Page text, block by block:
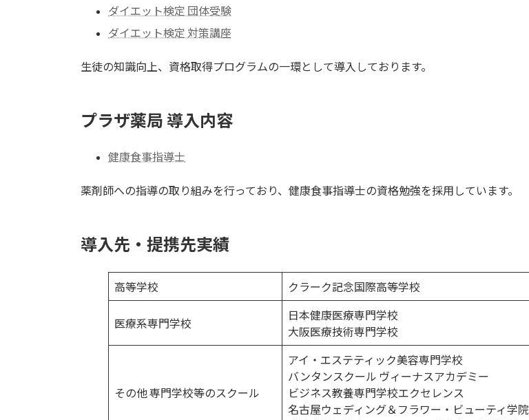
ダイエット検定 団体受験
ダイエット検定 対策講座
生徒の知識向上、資格取得プログラムの一環として導入しております。
プラザ薬局 導入内容
健康食事指導士
薬剤師への指導の取り組みを行っており、健康食事指導士の資格勉強を採用しています。
導入先・提携先実績
高等学校 クラーク記念国際高等学校
医療系専門学校
日本健康医療専門学校
大阪医療技術専門学校
その他 専門学校等のスクール
アイ・エステティック美容専門学校
バンタンスクール ヴィーナスアカデミー
ビジネス教養専門学校エクセレンス
名古屋ウェディング＆フラワー・ビューティ学院